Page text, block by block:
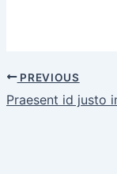
PREVIOUS
Praesent id justo